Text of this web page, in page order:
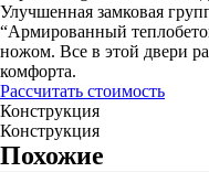
Улучшенная замковая
“Армированный
ножом. Все в этой двери
комфорта.
Рассчитать стоимость
Конструкция
Конструкция
Похожие